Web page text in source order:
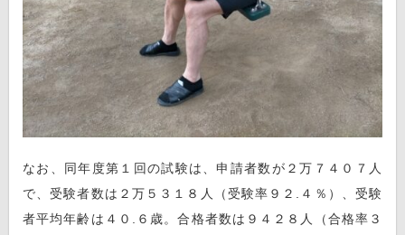
なお、同年度第１回の試験は、申請者数が２万７４０７人
で、受験者数は２万５３１８人（受験率９２.４％）、受験
者平均年齢は４０.６歳。合格者数は９４２８人（合格率３